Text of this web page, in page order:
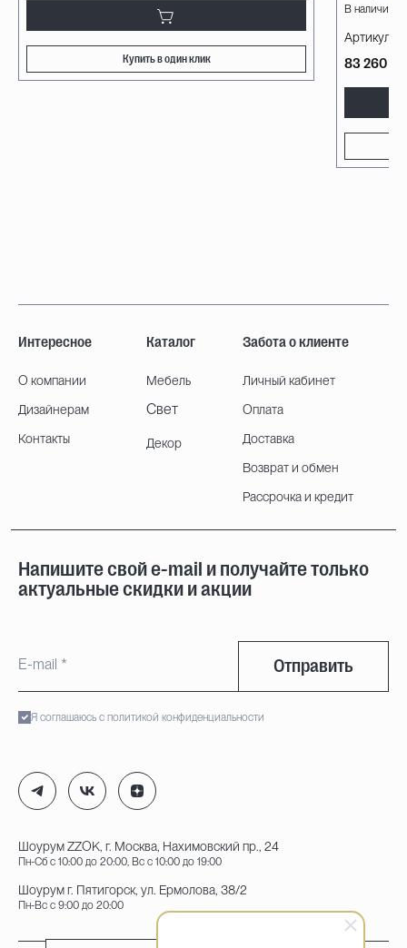
Купить в один клик
В наличии 3
Артикул:
83 260 ₽
Интересное
О компании
Дизайнерам
Контакты
Каталог
Мебель
Свет
Декор
Забота о клиенте
Личный кабинет
Оплата
Доставка
Возврат и обмен
Рассрочка и кредит
Напишите свой e-mail и получайте только
актуальные скидки и акции
Отправить
Я соглашаюсь с политикой конфиденциальности
Шоурум ZZOK, г. Москва, Нахимовский пр., 24
Пн-Сб с 10:00 до 20:00, Вс с 10:00 до 19:00
Шоурум г. Пятигорск, ул. Ермолова, 38/2
Пн-Вс с 9:00 до 20:00